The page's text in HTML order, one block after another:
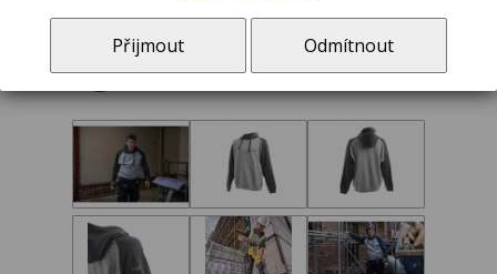
Přijmout Odmítnout